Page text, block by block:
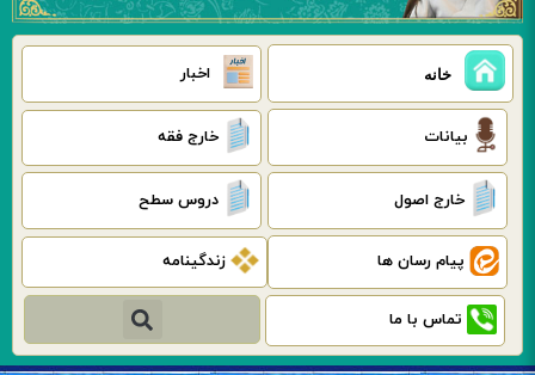
خانه اخبار
بیانات خارج فقه
خارج اصول دروس سطح
پیام رسان ها زندگینامه
تماس با ما جستجو